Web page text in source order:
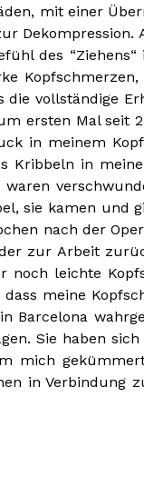
mit einer
des
vollständige
ersten Mal seit
in meinem
Kribbeln in
sie kamen und
nach der
zur Arbeit
noch leichte
meine
Barcelona
Sie haben
mich
in Verbindung